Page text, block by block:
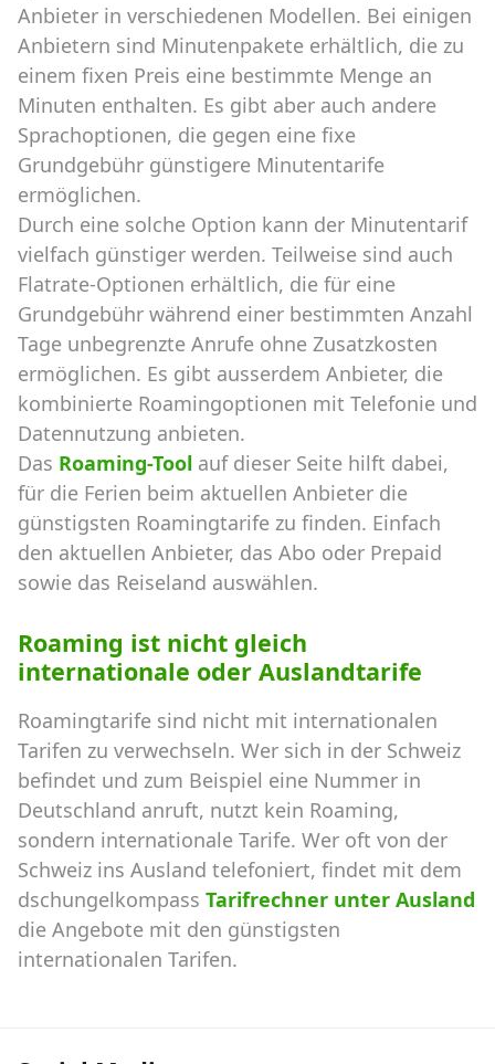
Anbieter in verschiedenen Modellen. Bei einigen
Anbietern sind Minutenpakete erhältlich, die zu
einem fixen Preis eine bestimmte Menge an
Minuten enthalten. Es gibt aber auch andere
Sprachoptionen, die gegen eine fixe
Grundgebühr günstigere Minutentarife
ermöglichen.
Durch eine solche Option kann der Minutentarif
vielfach günstiger werden. Teilweise sind auch
Flatrate-Optionen erhältlich, die für eine
Grundgebühr während einer bestimmten Anzahl
Tage unbegrenzte Anrufe ohne Zusatzkosten
ermöglichen. Es gibt ausserdem Anbieter, die
kombinierte Roamingoptionen mit Telefonie und
Datennutzung anbieten.
Das Roaming-Tool auf dieser Seite hilft dabei,
für die Ferien beim aktuellen Anbieter die
günstigsten Roamingtarife zu finden. Einfach
den aktuellen Anbieter, das Abo oder Prepaid
sowie das Reiseland auswählen.
Roaming ist nicht gleich
internationale oder Auslandtarife
Roamingtarife sind nicht mit internationalen
Tarifen zu verwechseln. Wer sich in der Schweiz
befindet und zum Beispiel eine Nummer in
Deutschland anruft, nutzt kein Roaming,
sondern internationale Tarife. Wer oft von der
Schweiz ins Ausland telefoniert, findet mit dem
dschungelkompass Tarifrechner unter Ausland
die Angebote mit den günstigsten
internationalen Tarifen.